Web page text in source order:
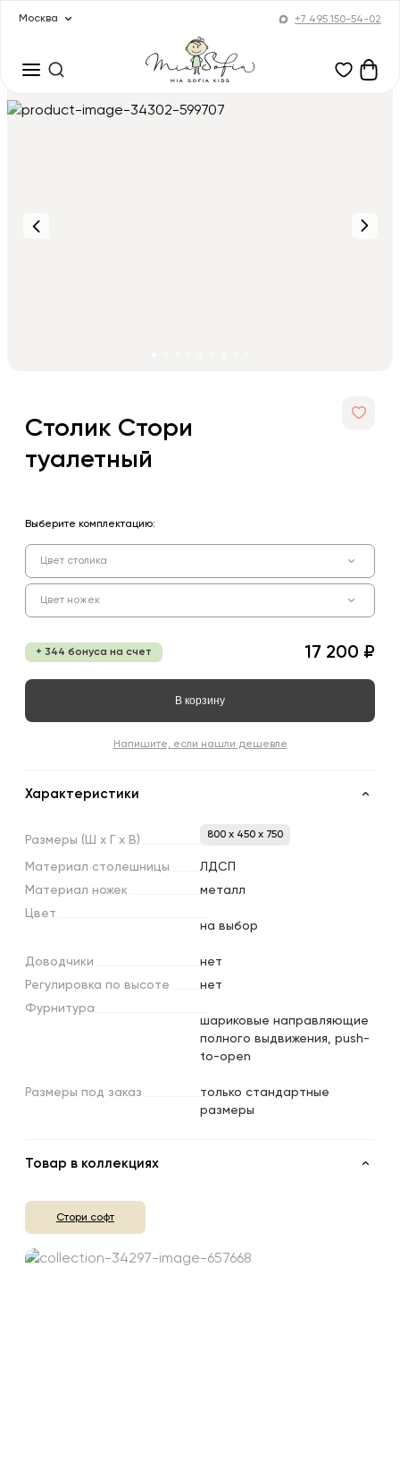
Москва +7 495 150-54-02
Столик Стори
туалетный
Выберите комплектацию:
Цвет столика
Цвет ножек
+ 344 бонуса на счет 17 200 ₽
В корзину
Напишите, если нашли дешевле
Характеристики
Размеры (Ш х х В) 800 x 450 x 750
Материал столешницы
ЛДСП
Материал ножек
металл
Цвет
на выбор
Доводчики
нет
Регулировка по высоте
нет
Фурнитура
шариковые направляющие
полного выдвижения, push-
to-open
Размеры под заказ
только стандартные
размеры
Товар в коллекциях
Стори софт